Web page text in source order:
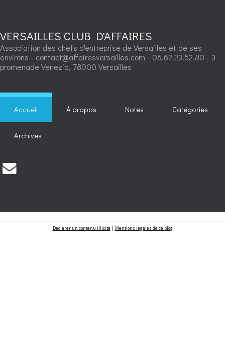
VERSAILLES CLUB D'AFFAIRES
Association des chefs d'entreprise de Versailles et de ses
environs - contact@affairesversailles.com - 06.62.23.52.80 - 3
promenade Venezia, 78000 Versailles
Accueil À propos Notes Catégories
Archives
Déclarer un contenu illicite| Mentions légales de ce blog